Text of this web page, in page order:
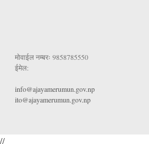
मोवाईल नम्बरः 9858785550
ईमेल:
info@ajayamerumun.gov.np
ito@ajayamerumun.gov.np
//